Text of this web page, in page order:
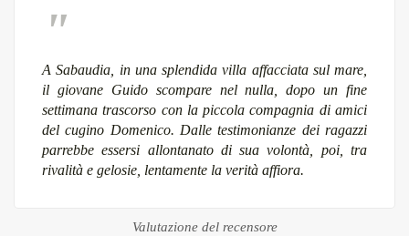
A Sabaudia, in una splendida villa affacciata sul mare,
il giovane Guido scompare nel nulla, dopo un fine
settimana trascorso con la piccola compagnia di amici
del cugino Domenico. Dalle testimonianze dei ragazzi
parrebbe essersi allontanato di sua volontà, poi, tra
rivalità e gelosie, lentamente la verità affiora.
Valutazione del recensore